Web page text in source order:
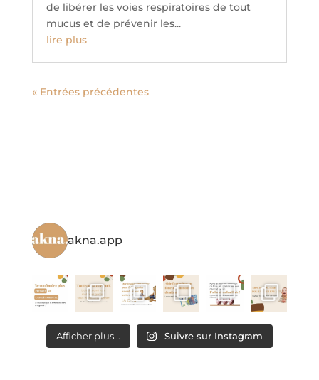
de libérer les voies respiratoires de tout
mucus et de prévenir les...
lire plus
« Entrées précédentes
akna.app
Afficher plus... Suivre sur Instagram